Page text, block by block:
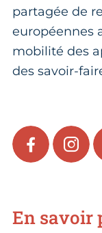
partagée de
européennes
mobilité des
des savoir-
FACEBOOK
En savoir